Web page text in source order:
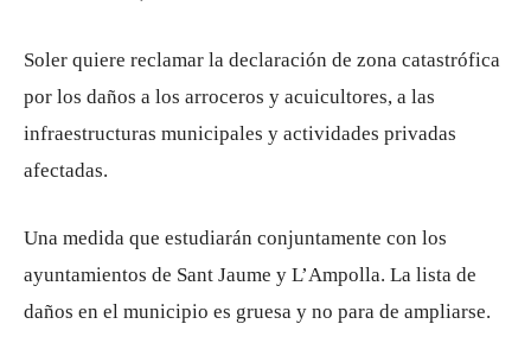
Soler quiere reclamar la declaración de zona catastrófica
por los daños a los arroceros y acuicultores, a las
infraestructuras municipales y actividades privadas
afectadas.
Una medida que estudiarán conjuntamente con los
ayuntamientos de Sant Jaume y L’Ampolla. La lista de
daños en el municipio es gruesa y no para de ampliarse.